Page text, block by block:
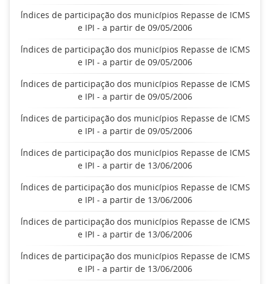
Índices de participação dos municípios Repasse de ICMS
e IPI - a partir de 09/05/2006
Índices de participação dos municípios Repasse de ICMS
e IPI - a partir de 09/05/2006
Índices de participação dos municípios Repasse de ICMS
e IPI - a partir de 09/05/2006
Índices de participação dos municípios Repasse de ICMS
e IPI - a partir de 09/05/2006
Índices de participação dos municípios Repasse de ICMS
e IPI - a partir de 13/06/2006
Índices de participação dos municípios Repasse de ICMS
e IPI - a partir de 13/06/2006
Índices de participação dos municípios Repasse de ICMS
e IPI - a partir de 13/06/2006
Índices de participação dos municípios Repasse de ICMS
e IPI - a partir de 13/06/2006